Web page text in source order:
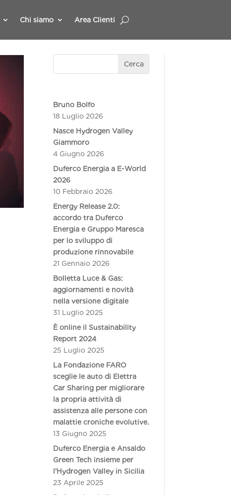
Chi siamo Area Clienti
Cerca
Bruno Bolfo
18 Luglio 2026
Nasce Hydrogen Valley
Giammoro
4 Giugno 2026
Duferco Energia a E-World
2026
10 Febbraio 2026
Energy Release 2.0:
accordo tra Duferco
Energia e Gruppo Maresca
per lo sviluppo di
produzione rinnovabile
21 Gennaio 2026
Bolletta Luce & Gas:
aggiornamenti e novità
nella versione digitale
31 Luglio 2025
È online il Sustainability
Report 2024
25 Luglio 2025
La Fondazione FARO
sceglie le auto di Elettra
Car Sharing per migliorare
la propria attività di
assistenza alle persone con
malattie croniche evolutive.
13 Giugno 2025
Duferco Energia e Ansaldo
Green Tech insieme per
l’Hydrogen Valley in Sicilia
23 Aprile 2025